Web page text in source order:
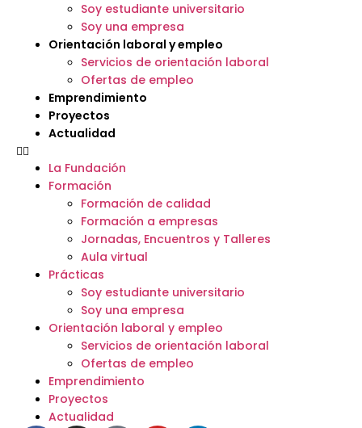
Soy estudiante universitario
Soy una empresa
Orientación laboral y empleo
Servicios de orientación laboral
Ofertas de empleo
Emprendimiento
Proyectos
Actualidad
La Fundación
Formación
Formación de calidad
Formación a empresas
Jornadas, Encuentros y Talleres
Aula virtual
Prácticas
Soy estudiante universitario
Soy una empresa
Orientación laboral y empleo
Servicios de orientación laboral
Ofertas de empleo
Emprendimiento
Proyectos
Actualidad